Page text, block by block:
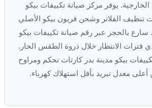
يوفر مركز صيانة تكييفات بيكو
تنظيف الفلاتر وشحن فريون بيكو الأصلي
سارع بالحجز عبر رقم صيانة تكييفات بيكو
فترات الانتظار خلال ذروة الطقس الحار.
بيكو مدينة بدر كارتات تحكم ومراوح
معدل تبريد بأقل استهلاك كهرباء.